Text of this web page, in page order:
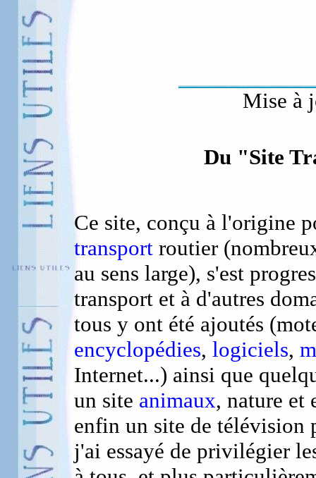
Mise à
Du "Site
Ce site, conçu à l'origine
transport routier
au sens large), s'est
transport et à d'autres
tous y ont été ajoutés
encyclopédies, logiciels,
Internet...) ainsi que
un site animaux, nature et
enfin un site de télévision
j'ai essayé de privilégier